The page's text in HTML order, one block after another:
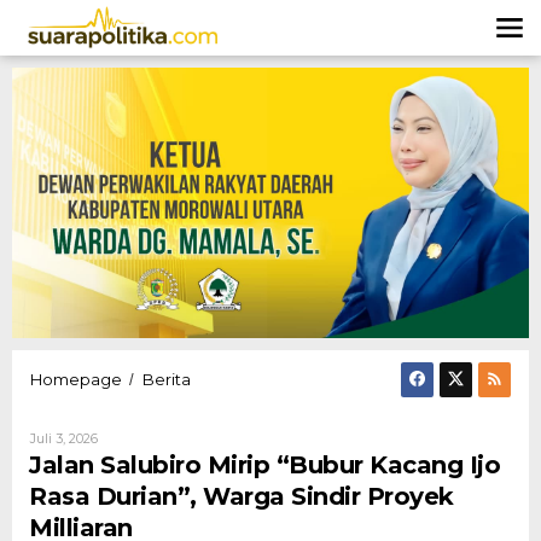
konten
Homepage / Berita
Kacang
Ijo
Rasa
Juli 3, 2026Oleh
Hendly
Mangkali
Jalan Salubiro Mirip “Bubur Kacang Ijo
Rasa Durian”, Warga Sindir Proyek
Milliaran